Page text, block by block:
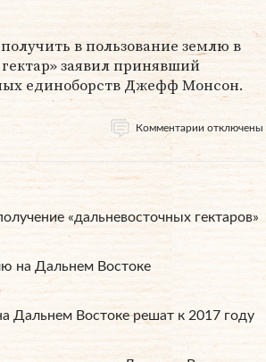
в пользование землю в
заявил принявший
единоборств Джефф Монсон.
Комментарии отключены
«дальневосточных гектаров»
на Дальнем Востоке
Дальнем Востоке решат к 2017 году